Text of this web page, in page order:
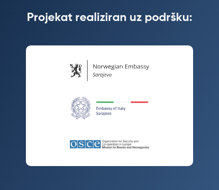
Projekat realiziran uz podršku: